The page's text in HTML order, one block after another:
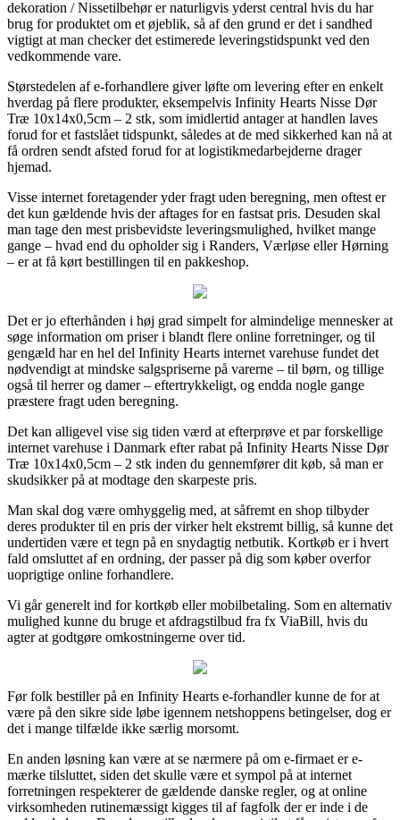
dekoration / Nissetilbehør er naturligvis yderst central hvis du har
brug for produktet om et øjeblik, så af den grund er det i sandhed
vigtigt at man checker det estimerede leveringstidspunkt ved den
vedkommende vare.
Størstedelen af e-forhandlere giver løfte om levering efter en enkelt
hverdag på flere produkter, eksempelvis Infinity Hearts Nisse Dør
Træ 10x14x0,5cm – 2 stk, som imidlertid antager at handlen laves
forud for et fastslået tidspunkt, således at de med sikkerhed kan nå at
få ordren sendt afsted forud for at logistikmedarbejderne drager
hjemad.
Visse internet foretagender yder fragt uden beregning, men oftest er
det kun gældende hvis der aftages for en fastsat pris. Desuden skal
man tage den mest prisbevidste leveringsmulighed, hvilket mange
gange – hvad end du opholder sig i Randers, Værløse eller Hørning
– er at få kørt bestillingen til en pakkeshop.
Det er jo efterhånden i høj grad simpelt for almindelige mennesker at
søge information om priser i blandt flere online forretninger, og til
gengæld har en hel del Infinity Hearts internet varehuse fundet det
nødvendigt at mindske salgspriserne på varerne – til børn, og tillige
også til herrer og damer – eftertrykkeligt, og endda nogle gange
præstere fragt uden beregning.
Det kan alligevel vise sig tiden værd at efterprøve et par forskellige
internet varehuse i Danmark efter rabat på Infinity Hearts Nisse Dør
Træ 10x14x0,5cm – 2 stk inden du gennemfører dit køb, så man er
skudsikker på at modtage den skarpeste pris.
Man skal dog være omhyggelig med, at såfremt en shop tilbyder
deres produkter til en pris der virker helt ekstremt billig, så kunne det
undertiden være et tegn på en snydagtig netbutik. Kortkøb er i hvert
fald omsluttet af en ordning, der passer på dig som køber overfor
uoprigtige online forhandlere.
Vi går generelt ind for kortkøb eller mobilbetaling. Som en alternativ
mulighed kunne du bruge et afdragstilbud fra fx ViaBill, hvis du
agter at godtgøre omkostningerne over tid.
Før folk bestiller på en Infinity Hearts e-forhandler kunne de for at
være på den sikre side løbe igennem netshoppens betingelser, dog er
det i mange tilfælde ikke særlig morsomt.
En anden løsning kan være at se nærmere på om e-firmaet er e-
mærke tilsluttet, siden det skulle være et sympol på at internet
forretningen respekterer de gældende danske regler, og at online
virksomheden rutinemæssigt kigges til af fagfolk der er inde i de